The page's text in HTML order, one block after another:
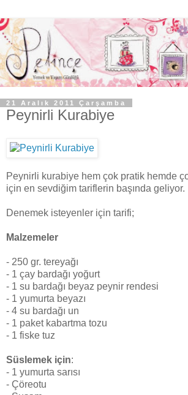
21 Aralık 2011 Çarşamba
Peynirli Kurabiye
Peynirli kurabiye hem çok pratik hemde
için en sevdiğim tariflerin başında geliyor.
Denemek isteyenler için tarifi;
Malzemeler
- 250 gr. tereyağı
- 1 çay bardağı yoğurt
- 1 su bardağı beyaz peynir rendesi
- 1 yumurta beyazı
- 4 su bardağı un
- 1 paket kabartma tozu
- 1 fiske tuz
Süslemek için:
- 1 yumurta sarısı
- Çöreotu